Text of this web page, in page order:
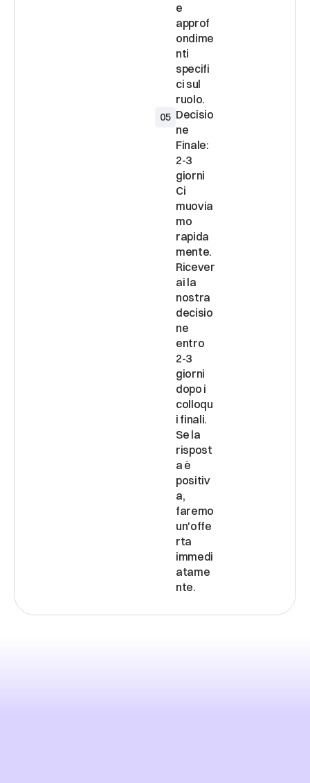
e
approf
ondime
nti
specifi
ci sul
05 Decisio
ne
Finale:
2-3
giorni
Ci
muovia
mo
rapida
mente.
Ricever
ai la
nostra
decisio
ne
entro
2-3
giorni
dopo i
colloqu
i finali.
Se la
rispost
a è
positiv
a,
faremo
un'offe
rta
immedi
atame